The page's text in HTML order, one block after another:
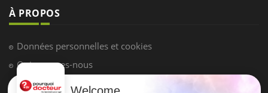
À PROPOS
Données personnelles et cookies
Qui sommes-nous
Conditions d'utilisation
Welcome